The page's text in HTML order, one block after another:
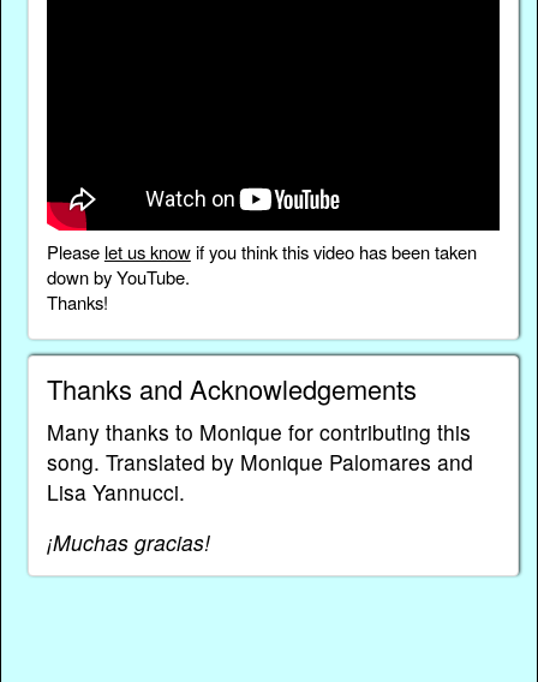
Please let us knowif you think this video has been taken
down by YouTube.
Thanks!
Thanks and Acknowledgements
Many thanks to Monique for contributing this
song. Translated by Monique Palomares and
Lisa Yannucci.
¡Muchas gracias!